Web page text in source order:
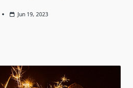
Jun 19, 2023